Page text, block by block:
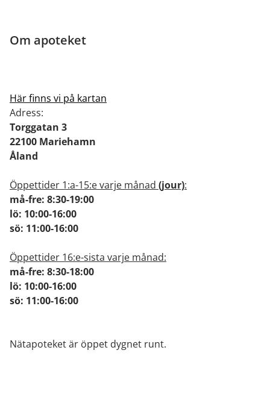
Om apoteket
Här finns vi på kartan
Adress:
Torggatan 3
22100 Mariehamn
Åland
Öppettider 1:a-15:e varje månad (jour):
må-fre: 8:30-19:00
lö: 10:00-16:00
sö: 11:00-16:00
Öppettider 16:e-sista varje månad:
må-fre: 8:30-18:00
lö: 10:00-16:00
sö: 11:00-16:00
Nätapoteket är öppet dygnet runt.